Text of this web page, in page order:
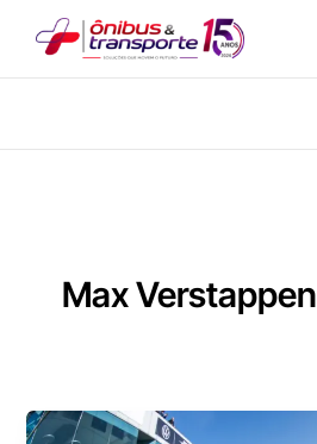
Max Verstappen